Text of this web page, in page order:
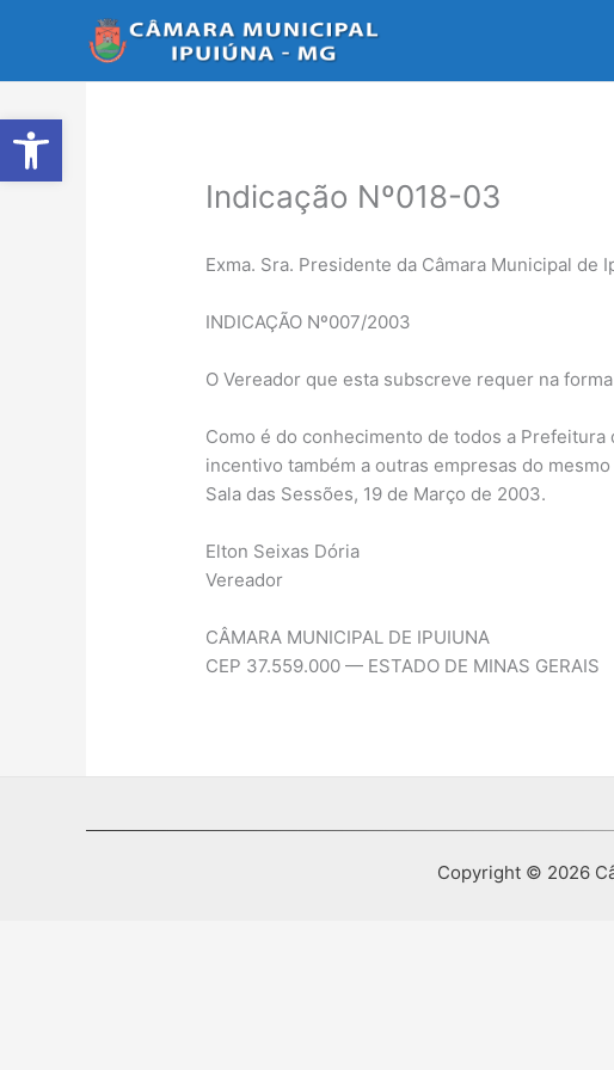
Abrir a barra de ferramentas
Indicação Nº018-03
Exma. Sra. Presidente da Câmara Municipal de
INDICAÇÃO Nº007/2003
O Vereador que esta subscreve requer na
Como é do conhecimento de todos a Prefeitura
incentivo também a outras empresas do
Sala das Sessões, 19 de Março de 2003.
Elton Seixas Dória
Vereador
CÂMARA MUNICIPAL DE IPUIUNA
CEP 37.559.000 — ESTADO DE MINAS GERAIS
Copyright © 2026